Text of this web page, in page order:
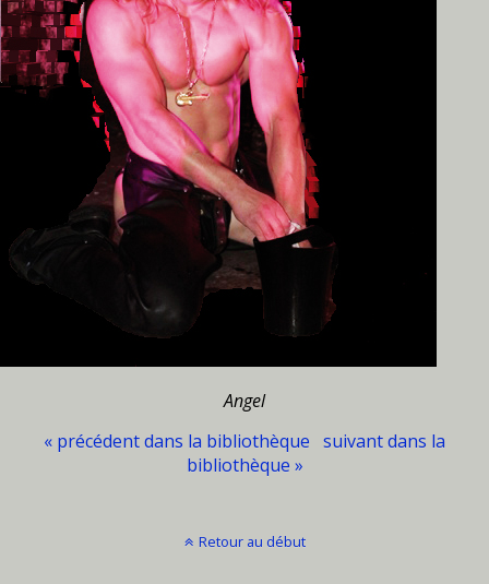
Angel
« précédent dans la bibliothèque suivant dans la
bibliothèque »
Retour au début